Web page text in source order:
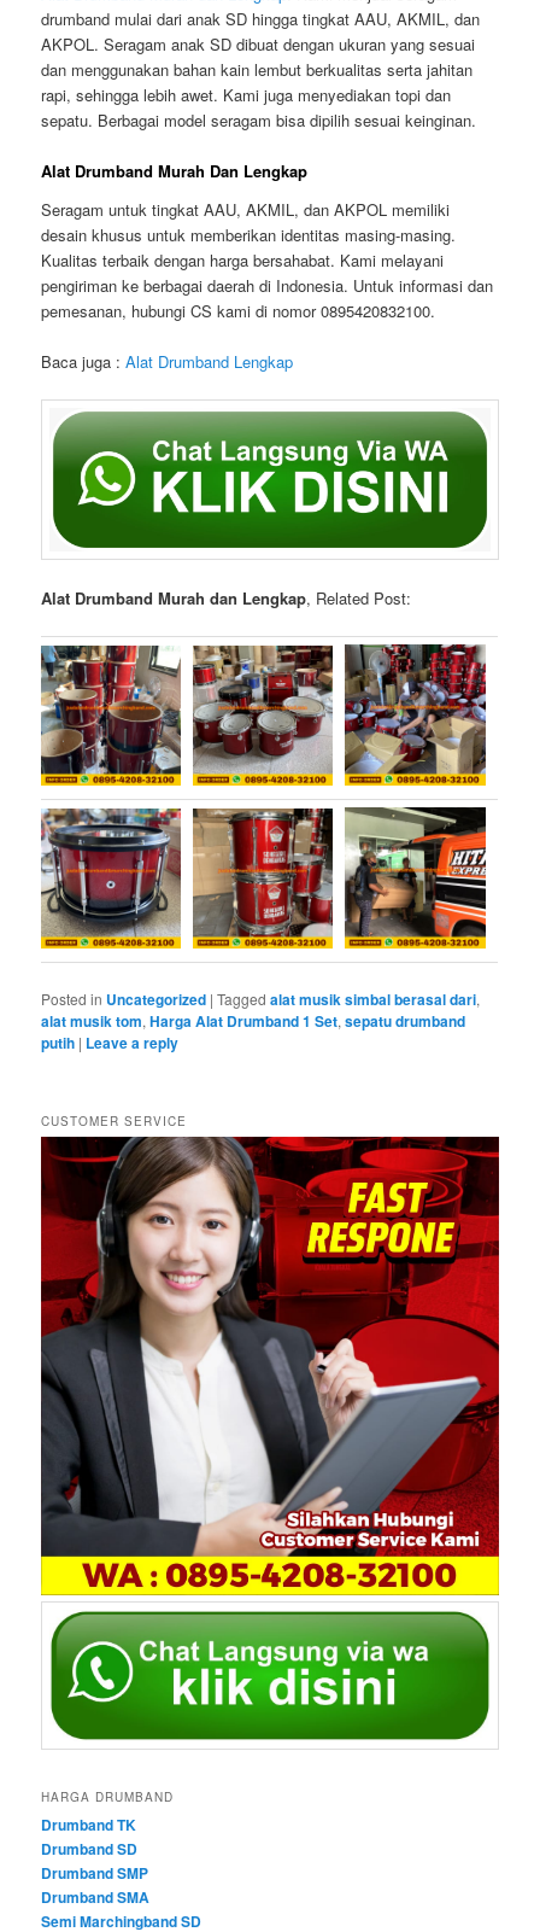
drumband mulai dari anak SD hingga tingkat AAU, AKMIL, dan
AKPOL. Seragam anak SD dibuat dengan ukuran yang sesuai
dan menggunakan bahan kain lembut berkualitas serta jahitan
rapi, sehingga lebih awet. Kami juga menyediakan topi dan
sepatu. Berbagai model seragam bisa dipilih sesuai keinginan.
Alat Drumband Murah Dan Lengkap
Seragam untuk tingkat AAU, AKMIL, dan AKPOL memiliki
desain khusus untuk memberikan identitas masing-masing.
Kualitas terbaik dengan harga bersahabat. Kami melayani
pengiriman ke berbagai daerah di Indonesia. Untuk informasi dan
pemesanan, hubungi CS kami di nomor 0895420832100.
Baca juga :Alat Drumband Lengkap
Alat Drumband Murah dan Lengkap, Related Post:
Posted in Uncategorized |Tagged alat musik simbal berasal dari,
alat musik tom,Harga Alat Drumband 1 Set,sepatu drumband
putih | Leave a reply
CUSTOMER SERVICE
HARGA DRUMBAND
Drumband TK
Drumband SD
Drumband SMP
Drumband SMA
Semi Marchingband SD